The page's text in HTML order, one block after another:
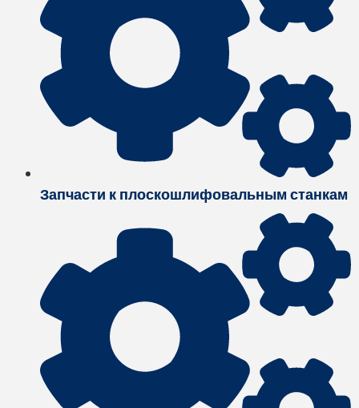
Запчасти к плоскошлифовальным станкам